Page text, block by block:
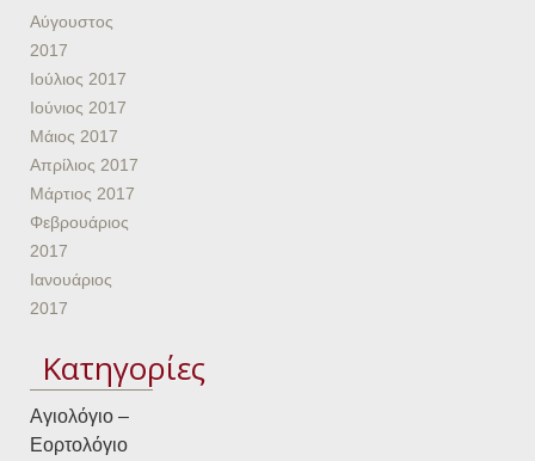
Αύγουστος
2017
Ιούλιος 2017
Ιούνιος 2017
Μάιος 2017
Απρίλιος 2017
Μάρτιος 2017
Φεβρουάριος
2017
Ιανουάριος
2017
Kατηγορίες
Αγιολόγιο –
Εορτολόγιο